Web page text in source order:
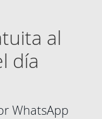
al
día
WhatsApp